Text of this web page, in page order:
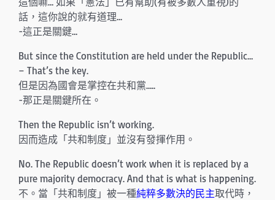
話，這你說的就有道理…
-這正是關鍵…
But since the Constitution are held under the Republic…
– That’s the key.
但是因為國會是掌控在共和黨…..
-那正是關鍵所在。
Then the Republic isn’t working.
因而造成「共和制度」並沒有發揮作用。
No. The Republic doesn’t work when it is replaced by a
pure majority democracy. And that is what is happening.
不。當「共和制度」被一種純粹多數決的民主取代時，